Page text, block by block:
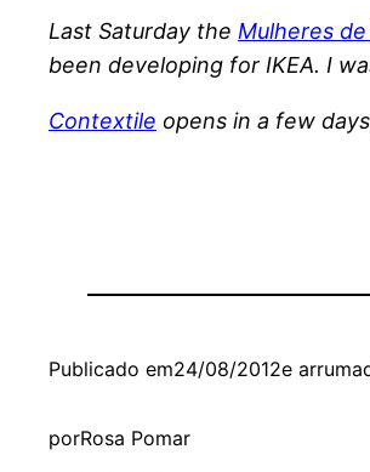
Last Saturday the Mulheres
been developing for IKEA. I
Contextile opens in a few
Publicado em24/08/2012e
porRosa Pomar